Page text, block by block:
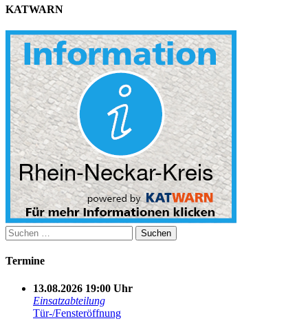
KATWARN
Suchen
nach:
Termine
13.08.2026 19:00 Uhr
Einsatzabteilung
Tür-/Fensteröffnung